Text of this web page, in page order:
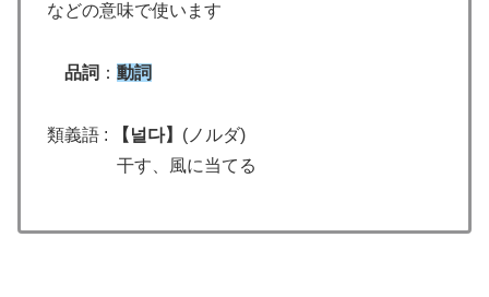
などの意味で使います
品詞 ： 動詞
類義語 : 【 널다】 (ノルダ)
干す、風に当てる